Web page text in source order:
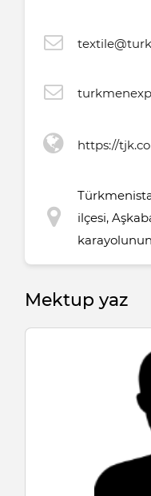
https://
ilçesi,
Mektup yaz